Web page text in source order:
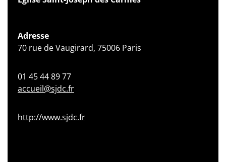
Adresse
70 rue de Vaugirard, 75006 Paris
01 45 44 89 77
accueil@sjdc.fr
http://www.sjdc.fr